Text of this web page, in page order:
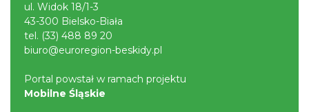
ul. Widok 18/1-3
43-300 Bielsko-Biała
tel. (33) 488 89 20
biuro@euroregion-beskidy.pl
Portal powstał w ramach projektu
Mobilne Śląskie